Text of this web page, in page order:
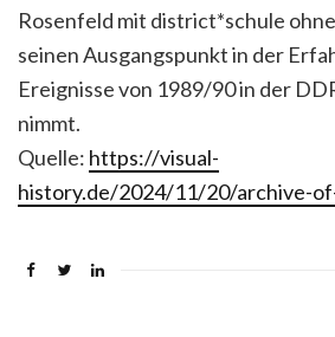
Rosenfeld mit district*schule
seinen Ausgangspunkt in der
Ereignisse von 1989/90 in der
nimmt.
Quelle: https://visual-
history.de/2024/11/20/archive-